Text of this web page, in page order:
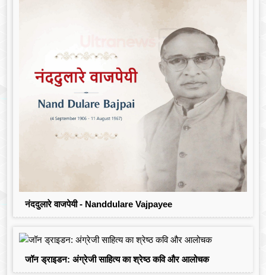
नंददुलारे वाजपेयी - Nanddulare Vajpayee
जॉन ड्राइडन: अंग्रेजी साहित्य का श्रेष्ठ कवि और आलोचक